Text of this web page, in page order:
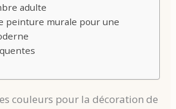
adulte
peinture murale pour une
couleurs pour la décoration de